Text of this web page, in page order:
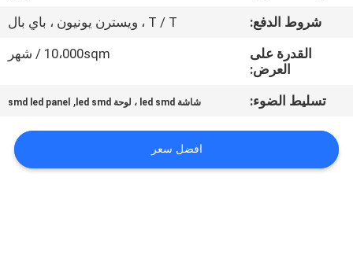
المعمل
الجودة
أخبار
شروط الدفع:
T / T ، ويسترن يونيون ، باي بال
القدرة على
العرض:
10،000sqm / شهر
تسليط الضوء: شاشة led smd ، لوحة led smd ,
smd led panel
افضل سعر